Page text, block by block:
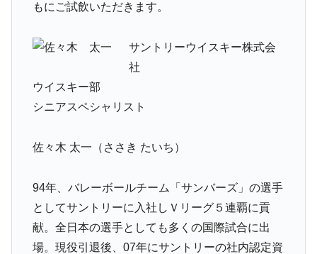
もにご試飲いただきます。
サントリーウイスキー株式会
社
ウイスキー部
シニアスペシャリスト
佐々木 太一（ささき たいち）
94年、バレーボールチーム「サンバーズ」の選手
としてサントリーに入社しＶリーグ５連覇に貢
献。全日本の選手としても多くの国際試合に出
場。現役引退後、07年にサントリーの社内認定資